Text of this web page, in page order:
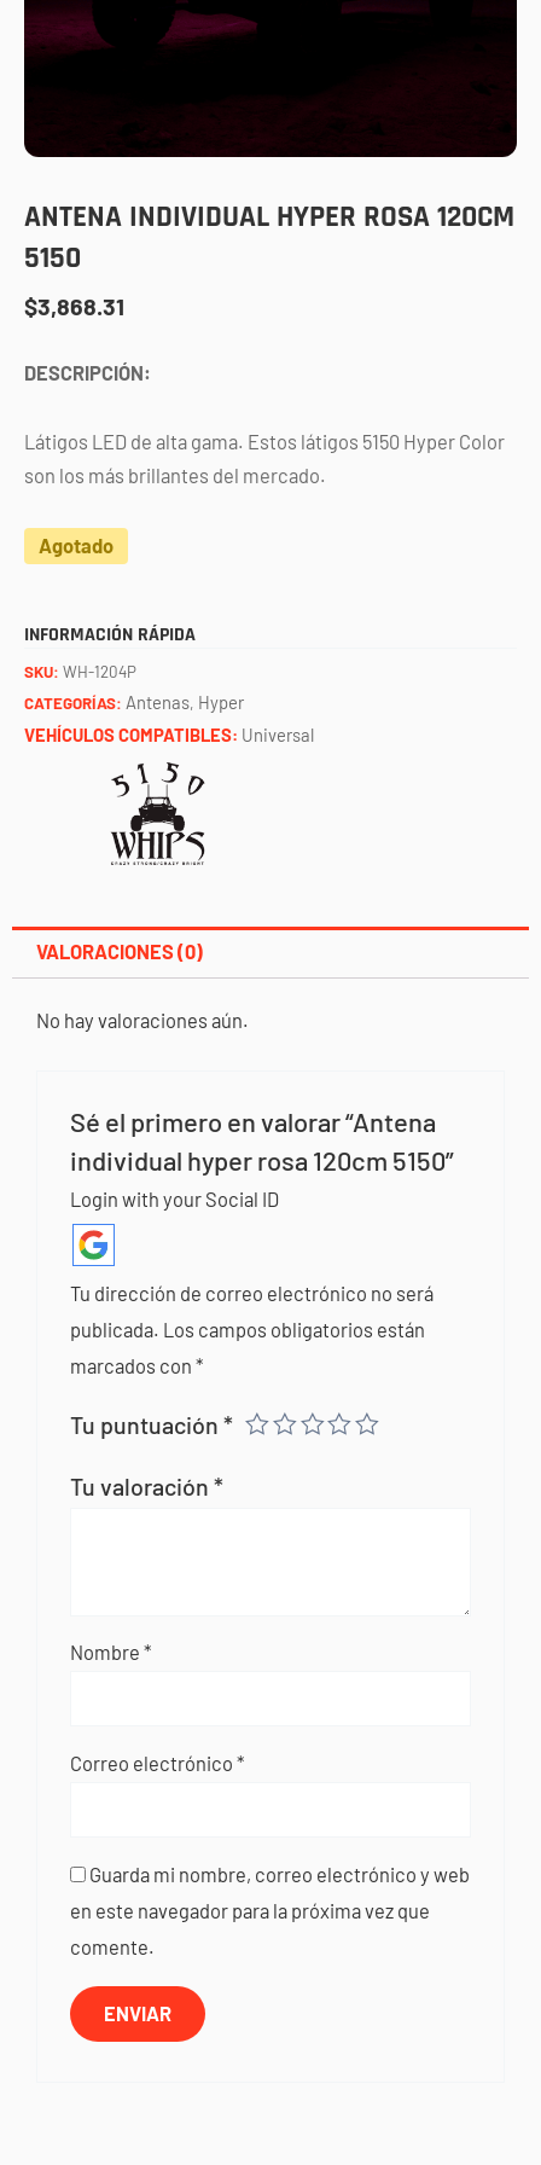
ANTENA INDIVIDUAL HYPER ROSA 120CM
5150
$3,868.31
DESCRIPCIÓN:
Látigos LED de alta gama. Estos látigos 5150 Hyper Color
son los más brillantes del mercado.
Agotado
INFORMACIÓN RÁPIDA
SKU: WH-1204P
CATEGORÍAS: Antenas, Hyper
VEHÍCULOS COMPATIBLES: Universal
VALORACIONES (0)
No hay valoraciones aún.
Sé el primero en valorar “Antena
individual hyper rosa 120cm 5150”
Login with your Social ID
Tu dirección de correo electrónico no será
publicada. Los campos obligatorios están
marcados con*
Tu puntuación*
Tu valoración*
Nombre*
Correo electrónico*
Guarda mi nombre, correo electrónico y web
en este navegador para la próxima vez que
comente.